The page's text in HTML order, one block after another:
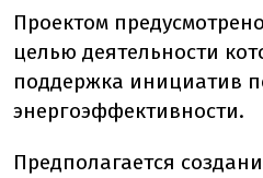
Проектом
целью деятельности
поддержка инициатив
энергоэффективности.
Предполагается